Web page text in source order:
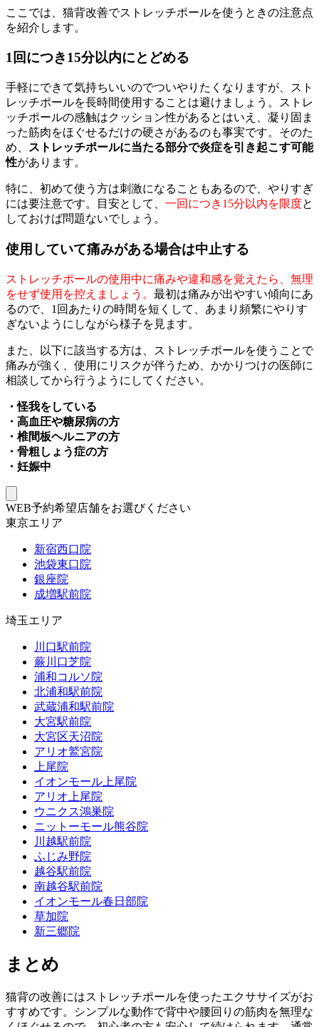
ここでは、猫背改善でストレッチポールを使うときの注意点
を紹介します。
1回につき15分以内にとどめる
手軽にできて気持ちいいのでついやりたくなりますが、スト
レッチポールを長時間使用することは避けましょう。ストレ
ッチポールの感触はクッション性があるとはいえ、凝り固ま
った筋肉をほぐせるだけの硬さがあるのも事実です。そのた
め、
ストレッチポールに当たる部分で炎症を引き起こす可能
性があります。
特に、初めて使う方は刺激になることもあるので、やりすぎ
には要注意です。目安として、 一回につき15分以内を限度と
しておけば問題ないでしょう。
使用していて痛みがある場合は中止する
ストレッチポールの使用中に痛みや違和感を覚えたら、無理
をせず使用を控えましょう。 最初は痛みが出やすい傾向にあ
るので、1回あたりの時間を短くして、あまり頻繁にやりす
ぎないようにしながら様子を見ます。
また、以下に該当する方は、ストレッチポールを使うことで
痛みが強く、使用にリスクが伴うため、かかりつけの医師に
相談してから行うようにしてください。
・怪我をしている
・高血圧や糖尿病の方
・椎間板ヘルニアの方
・骨粗しょう症の方
・妊娠中
WEB予約希望店舗をお選びください
東京エリア
新宿西口院
池袋東口院
銀座院
成増駅前院
埼玉エリア
川口駅前院
蕨川口芝院
浦和コルソ院
北浦和駅前院
武蔵浦和駅前院
大宮駅前院
大宮区天沼院
アリオ鷲宮院
上尾院
イオンモール上尾院
アリオ上尾院
ウニクス鴻巣院
ニットーモール熊谷院
川越駅前院
ふじみ野院
越谷駅前院
南越谷駅前院
イオンモール春日部院
草加院
新三郷院
まとめ
猫背の改善にはストレッチポールを使ったエクササイズがお
すすめです。シンプルな動作で背中や腰回りの筋肉を無理な